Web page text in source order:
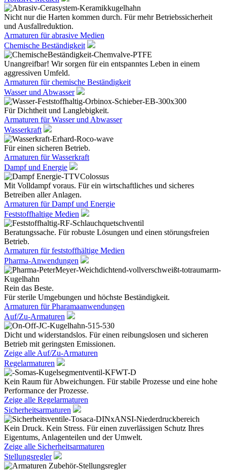
Nicht nur die Harten kommen durch. Für mehr Betriebssicherheit
und Ausfallreduktion.
Armaturen für abrasive Medien
Chemische Beständigkeit
Unangreifbar! Wir sorgen für ein entspanntes Leben in einem
aggressiven Umfeld.
Armaturen für chemische Beständigkeit
Wasser und Abwasser
Für Dichtheit und Langlebigkeit.
Armaturen für Wasser und Abwasser
Wasserkraft
Für einen sicheren Betrieb.
Armaturen für Wasserkraft
Dampf und Energie
Mit Volldampf voraus. Für ein wirtschaftliches und sicheres
Betreiben aller Anlagen.
Armaturen für Dampf und Energie
Feststoffhaltige Medien
Beratungssache. Für robuste Lösungen und einen störungsfreien
Betrieb.
Armaturen für feststoffhältige Medien
Pharma-Anwendungen
Rein das Beste.
Für sterile Umgebungen und höchste Beständigkeit.
Armaturen für Pharamaanwendungen
Auf/Zu-Armaturen
Dicht und widerstandslos. Für einen reibungslosen und sicheren
Betrieb mit geringsten Emissionen.
Zeige alle Auf/Zu-Armaturen
Regelarmaturen
Kein Raum für Abweichungen. Für stabile Prozesse und eine hohe
Performance der Prozesse.
Zeige alle Regelarmaturen
Sicherheitsarmaturen
Kein Druck. Kein Stress. Für einen zuverlässigen Schutz Ihres
Eigentums, Anlagenteilen und der Umwelt.
Zeige alle Sicherheitsarmaturen
Stellungsregler